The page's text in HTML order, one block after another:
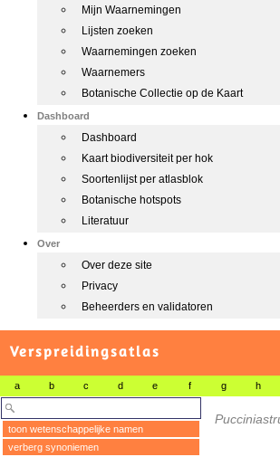
Mijn Waarnemingen
Lijsten zoeken
Waarnemingen zoeken
Waarnemers
Botanische Collectie op de Kaart
Dashboard
Dashboard
Kaart biodiversiteit per hok
Soortenlijst per atlasblok
Botanische hotspots
Literatuur
Over
Over deze site
Privacy
Beheerders en validatoren
Verspreidingsatlas
a b c d e f g h
toon wetenschappelijke namen
verberg synoniemen